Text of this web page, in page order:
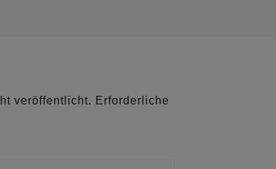
veröffentlicht. Erforderliche